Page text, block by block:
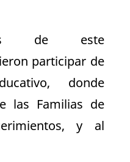
de este
participar de
donde
las Familias de
y al